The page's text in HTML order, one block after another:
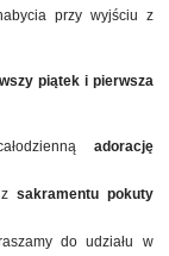
przy wyjściu z
piątek i pierwsza
adorację
sakramentu pokuty
do udziału w